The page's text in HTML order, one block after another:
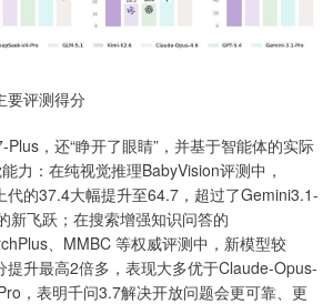
要评测得分
，还“睁开了眼睛”，并基于智能体的实际
力：在纯视觉推理BabyVision评测中，
代的37.4大幅提升至64.7，超过了Gemini3.1-
新飞跃；在搜索增强知识问答的
、MMBC 等权威评测中，新模型较
提升最高2倍多，表现大多优于Claude-Opus-
，表明千问3.7解决开放问题会更可靠、更